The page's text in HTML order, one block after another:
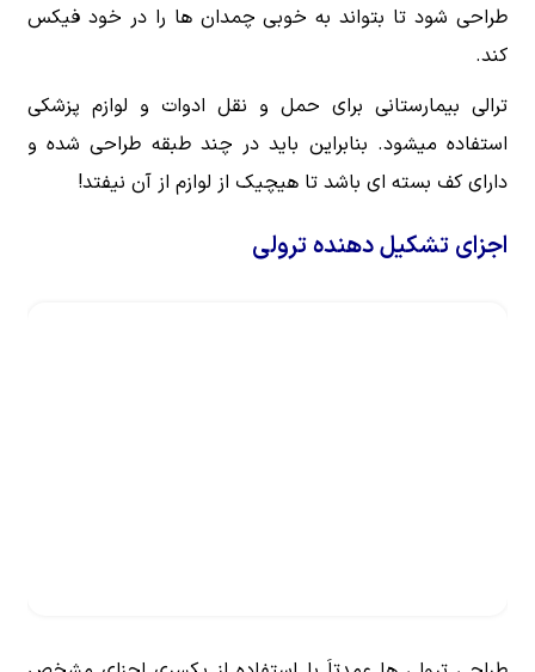
طراحی شود تا بتواند به خوبی چمدان ها را در خود فیکس
کند.
ترالی بیمارستانی برای حمل و نقل ادوات و لوازم پزشکی
استفاده میشود. بنابراین باید در چند طبقه طراحی شده و
دارای کف بسته ای باشد تا هیچیک از لوازم از آن نیفتد!
اجزای تشکیل دهنده ترولی